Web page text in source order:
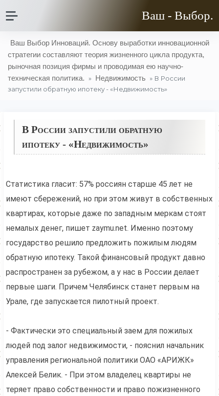
Ваш - Выбор.
Ваш Выбор Инноваций. Основу выработки инновационной
стратегии составляют теория жизненного цикла продукта,
рыночная позиция фирмы и проводимая ею научно-
техническая политика. » Недвижимость » В России
запустили обратную ипотеку - «Недвижимость»
В России запустили обратную
ипотеку - «Недвижимость»
Статистика гласит: 57% россиян старше 45 лет не
имеют сбережений, но при этом живут в собственных
квартирах, которые даже по западным меркам стоят
немалых денег, пишет zaymu.net. Именно поэтому
государство решило предложить пожилым людям
обратную ипотеку. Такой финансовый продукт давно
распространен за рубежом, а у нас в России делает
первые шаги. Причем Челябинск станет первым на
Урале, где запускается пилотный проект.
- Фактически это специальный заем для пожилых
людей под залог недвижимости, - пояснил начальник
управления региональной политики ОАО «АРИЖК»
Алексей Белик. - При этом владелец квартиры не
теряет право собственности и право пожизненного